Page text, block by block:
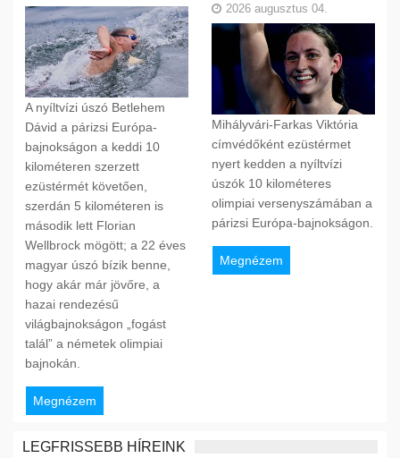
A nyíltvízi úszó Betlehem
Dávid a párizsi Európa-
bajnokságon a keddi 10
kilométeren szerzett
ezüstérmét követően,
szerdán 5 kilométeren is
második lett Florian
Wellbrock mögött; a 22 éves
magyar úszó bízik benne,
hogy akár már jövőre, a
hazai rendezésű
világbajnokságon „fogást
talál” a németek olimpiai
bajnokán.
Megnézem
2026 augusztus 04.
Mihályvári-Farkas Viktória
címvédőként ezüstérmet
nyert kedden a nyíltvízi
úszók 10 kilométeres
olimpiai versenyszámában a
párizsi Európa-bajnokságon.
Megnézem
LEGFRISSEBB HÍREINK